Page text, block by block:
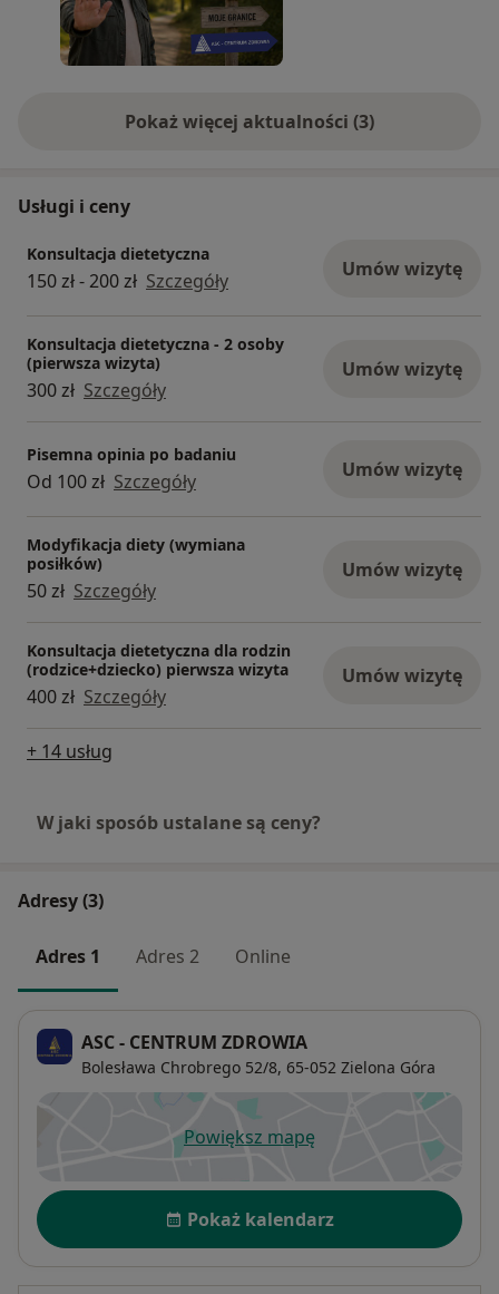
Pokaż więcej aktualności (3)
Usługi i ceny
Konsultacja dietetyczna
150 zł - 200 zł Szczegóły Umów wizytę
Konsultacja dietetyczna - 2 osoby
(pierwsza wizyta)
300 zł Szczegóły
Umów wizytę
Pisemna opinia po badaniu
Od 100 zł Szczegóły Umów wizytę
Modyfikacja diety (wymiana
posiłków)
50 zł Szczegóły
Umów wizytę
Konsultacja dietetyczna dla rodzin
(rodzice+dziecko) pierwsza wizyta
400 zł Szczegóły
Umów wizytę
+ 14 usług
W jaki sposób ustalane są ceny?
Adresy (3)
Adres 1 Adres 2 Online
ASC - CENTRUM ZDROWIA
Bolesława Chrobrego 52/8, 65-052 Zielona Góra
Powiększ mapęotwiera się w nowej karcie
Dostępność
Pokaż kalendarz